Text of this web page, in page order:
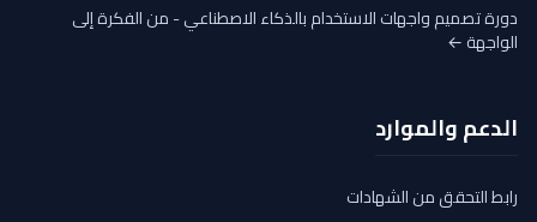
دورة تصميم واجهات الاستخدام بالذكاء الاصطناعي - من الفكرة إلى
الواجهة ←
الدعم والموارد
رابط التحقق من الشهادات